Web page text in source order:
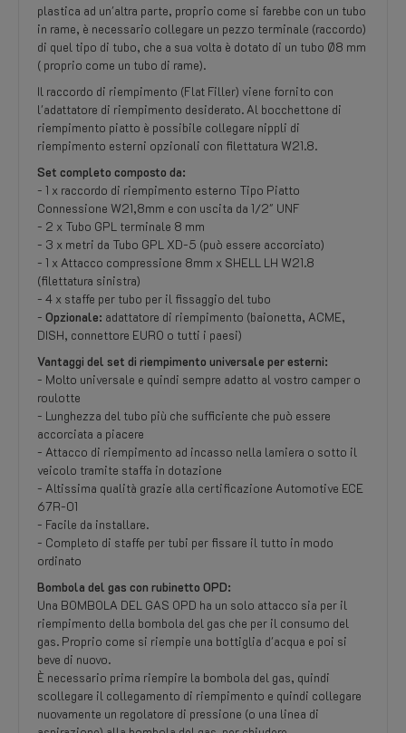
plastica ad un'altra parte, proprio come si farebbe con un tubo
in rame, è necessario collegare un pezzo terminale (raccordo)
di quel tipo di tubo, che a sua volta è dotato di un tubo Ø8 mm
( proprio come un tubo di rame).
Il raccordo di riempimento (Flat Filler) viene fornito con
l'adattatore di riempimento desiderato. Al bocchettone di
riempimento piatto è possibile collegare nippli di
riempimento esterni opzionali con filettatura W21.8.
Set completo composto da:
- 1 x raccordo di riempimento esterno Tipo Piatto
Connessione W21,8mm e con uscita da 1/2" UNF
- 2 x Tubo GPL terminale 8 mm
- 3 x metri da Tubo GPL XD-5 (può essere accorciato)
- 1 x Attacco compressione 8mm x SHELL LH W21.8
(filettatura sinistra)
- 4 x staffe per tubo per il fissaggio del tubo
- Opzionale: adattatore di riempimento (baionetta, ACME,
DISH, connettore EURO o tutti i paesi)
Vantaggi del set di riempimento universale per esterni:
- Molto universale e quindi sempre adatto al vostro camper o
roulotte
- Lunghezza del tubo più che sufficiente che può essere
accorciata a piacere
- Attacco di riempimento ad incasso nella lamiera o sotto il
veicolo tramite staffa in dotazione
- Altissima qualità grazie alla certificazione Automotive ECE
67R-01
- Facile da installare.
- Completo di staffe per tubi per fissare il tutto in modo
ordinato
Bombola del gas con rubinetto OPD:
Una BOMBOLA DEL GAS OPD ha un solo attacco sia per il
riempimento della bombola del gas che per il consumo del
gas. Proprio come si riempie una bottiglia d'acqua e poi si
beve di nuovo.
È necessario prima riempire la bombola del gas, quindi
scollegare il collegamento di riempimento e quindi collegare
nuovamente un regolatore di pressione (o una linea di